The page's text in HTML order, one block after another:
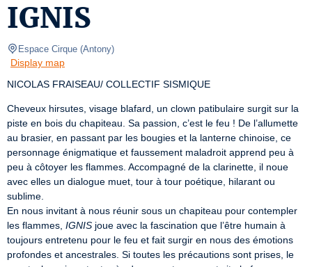
IGNIS
Espace Cirque (Antony)
Display map
NICOLAS FRAISEAU/ COLLECTIF SISMIQUE
Cheveux hirsutes, visage blafard, un clown patibulaire surgit sur la
piste en bois du chapiteau. Sa passion, c’est le feu ! De l’allumette
au brasier, en passant par les bougies et la lanterne chinoise, ce
personnage énigmatique et faussement maladroit apprend peu à
peu à côtoyer les flammes. Accompagné de la clarinette, il noue
avec elles un dialogue muet, tour à tour poétique, hilarant ou
sublime.
En nous invitant à nous réunir sous un chapiteau pour contempler
les flammes, IGNIS joue avec la fascination que l’être humain à
toujours entretenu pour le feu et fait surgir en nous des émotions
profondes et ancestrales. Si toutes les précautions sont prises, le